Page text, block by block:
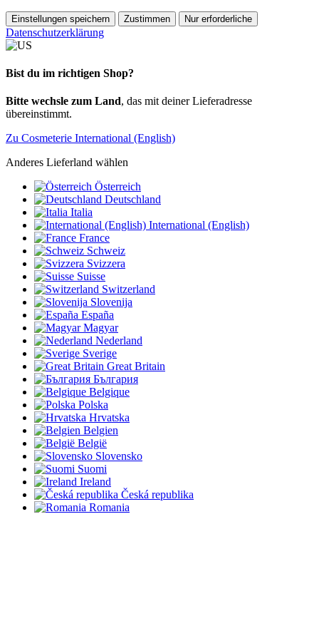
Einstellungen speichern Zustimmen Nur erforderliche
Datenschutzerklärung
Bist du im richtigen Shop?
Bitte wechsle zum Land, das mit deiner Lieferadresse
übereinstimmt.
Zu Cosmeterie International (English)
Anderes Lieferland wählen
Österreich
Deutschland
Italia
International (English)
France
Schweiz
Svizzera
Suisse
Switzerland
Slovenija
España
Magyar
Nederland
Sverige
Great Britain
България
Belgique
Polska
Hrvatska
Belgien
België
Slovensko
Suomi
Ireland
Česká republika
Romania